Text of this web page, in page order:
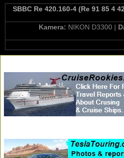
SBBC Re 420.160-4 (Re 91 85 4
Kamera: NIKON D3300 |